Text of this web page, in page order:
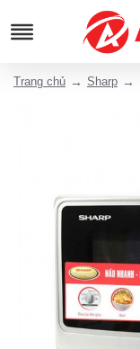
Trang chủ Sharp